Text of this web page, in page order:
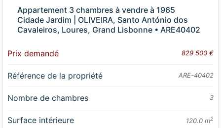
Appartement 3 chambres à vendre à 1965
Cidade Jardim | OLIVEIRA, Santo António dos
Cavaleiros, Loures, Grand Lisbonne • ARE40402
Prix demandé 829 500 €
Référence de la propriété ARE-40402
Nombre de chambres 3
Surface intérieure 120.0 m2